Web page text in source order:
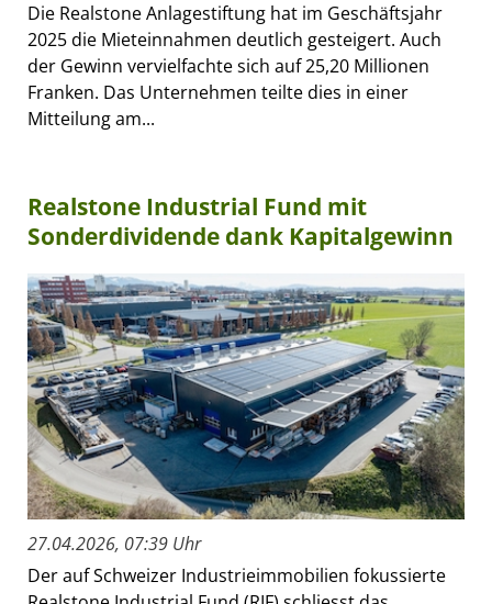
Die Realstone Anlagestiftung hat im Geschäftsjahr
2025 die Mieteinnahmen deutlich gesteigert. Auch
der Gewinn vervielfachte sich auf 25,20 Millionen
Franken. Das Unternehmen teilte dies in einer
Mitteilung am...
Realstone Industrial Fund mit
Sonderdividende dank Kapitalgewinn
27.04.2026, 07:39 Uhr
Der auf Schweizer Industrieimmobilien fokussierte